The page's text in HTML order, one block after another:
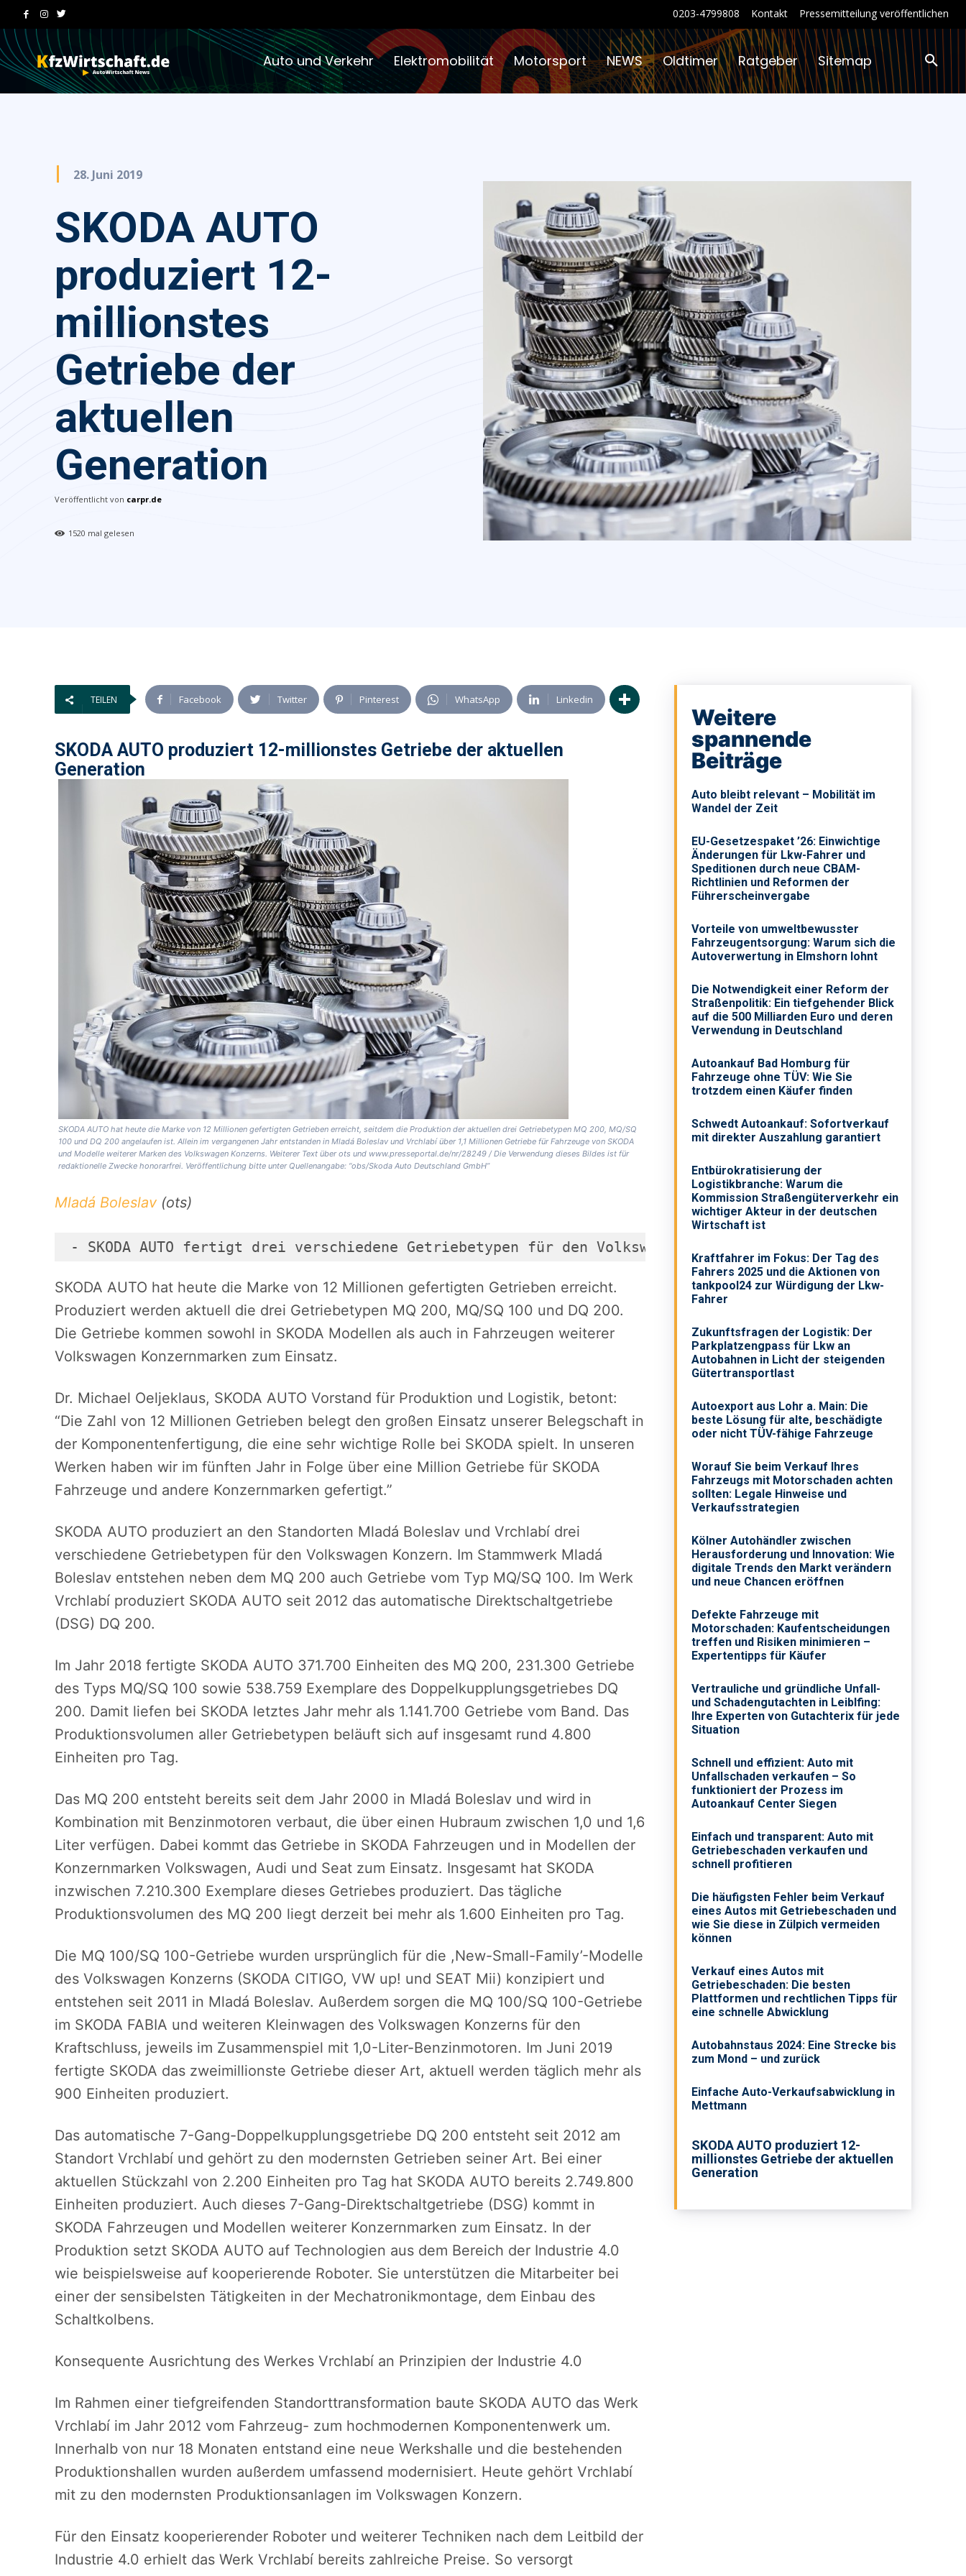
0203-4799808 Kontakt Pressemitteilung veröffentlichen
Auto und Verkehr Elektromobilität Motorsport NEWS Oldtimer Ratgeber Sitemap
28. Juni 2019
SKODA AUTO
produziert 12-
millionstes
Getriebe der
aktuellen
Generation
Veröffentlicht von carpr.de
1520 mal gelesen
TEILEN Facebook Twitter Pinterest WhatsApp Linkedin
SKODA AUTO produziert 12-millionstes Getriebe der aktuellen
Generation
SKODA AUTO hat heute die Marke von 12 Millionen gefertigten Getrieben erreicht, seitdem die Produktion der aktuellen drei Getriebetypen MQ 200, MQ/SQ
100 und DQ 200 angelaufen ist. Allein im vergangenen Jahr entstanden in Mladá Boleslav und Vrchlabí über 1,1 Millionen Getriebe für Fahrzeuge von SKODA
und Modelle weiterer Marken des Volkswagen Konzerns. Weiterer Text über ots und www.presseportal.de/nr/28249 / Die Verwendung dieses Bildes ist für
redaktionelle Zwecke honorarfrei. Veröffentlichung bitte unter Quellenangabe: “obs/Skoda Auto Deutschland GmbH”
Mladá Boleslav (ots)
- SKODA AUTO fertigt drei verschiedene Getriebetypen für den Volkswagen Konzern - Im Jahr 2018
SKODA AUTO hat heute die Marke von 12 Millionen gefertigten Getrieben erreicht.
Produziert werden aktuell die drei Getriebetypen MQ 200, MQ/SQ 100 und DQ 200.
Die Getriebe kommen sowohl in SKODA Modellen als auch in Fahrzeugen weiterer
Volkswagen Konzernmarken zum Einsatz.
Dr. Michael Oeljeklaus, SKODA AUTO Vorstand für Produktion und Logistik, betont:
“Die Zahl von 12 Millionen Getrieben belegt den großen Einsatz unserer Belegschaft in
der Komponentenfertigung, die eine sehr wichtige Rolle bei SKODA spielt. In unseren
Werken haben wir im fünften Jahr in Folge über eine Million Getriebe für SKODA
Fahrzeuge und andere Konzernmarken gefertigt.”
SKODA AUTO produziert an den Standorten Mladá Boleslav und Vrchlabí drei
verschiedene Getriebetypen für den Volkswagen Konzern. Im Stammwerk Mladá
Boleslav entstehen neben dem MQ 200 auch Getriebe vom Typ MQ/SQ 100. Im Werk
Vrchlabí produziert SKODA AUTO seit 2012 das automatische Direktschaltgetriebe
(DSG) DQ 200.
Im Jahr 2018 fertigte SKODA AUTO 371.700 Einheiten des MQ 200, 231.300 Getriebe
des Typs MQ/SQ 100 sowie 538.759 Exemplare des Doppelkupplungsgetriebes DQ
200. Damit liefen bei SKODA letztes Jahr mehr als 1.141.700 Getriebe vom Band. Das
Produktionsvolumen aller Getriebetypen beläuft sich auf insgesamt rund 4.800
Einheiten pro Tag.
Das MQ 200 entsteht bereits seit dem Jahr 2000 in Mladá Boleslav und wird in
Kombination mit Benzinmotoren verbaut, die über einen Hubraum zwischen 1,0 und 1,6
Liter verfügen. Dabei kommt das Getriebe in SKODA Fahrzeugen und in Modellen der
Konzernmarken Volkswagen, Audi und Seat zum Einsatz. Insgesamt hat SKODA
inzwischen 7.210.300 Exemplare dieses Getriebes produziert. Das tägliche
Produktionsvolumen des MQ 200 liegt derzeit bei mehr als 1.600 Einheiten pro Tag.
Die MQ 100/SQ 100-Getriebe wurden ursprünglich für die ,New-Small-Family’-Modelle
des Volkswagen Konzerns (SKODA CITIGO, VW up! und SEAT Mii) konzipiert und
entstehen seit 2011 in Mladá Boleslav. Außerdem sorgen die MQ 100/SQ 100-Getriebe
im SKODA FABIA und weiteren Kleinwagen des Volkswagen Konzerns für den
Kraftschluss, jeweils im Zusammenspiel mit 1,0-Liter-Benzinmotoren. Im Juni 2019
fertigte SKODA das zweimillionste Getriebe dieser Art, aktuell werden täglich mehr als
900 Einheiten produziert.
Das automatische 7-Gang-Doppelkupplungsgetriebe DQ 200 entsteht seit 2012 am
Standort Vrchlabí und gehört zu den modernsten Getrieben seiner Art. Bei einer
aktuellen Stückzahl von 2.200 Einheiten pro Tag hat SKODA AUTO bereits 2.749.800
Einheiten produziert. Auch dieses 7-Gang-Direktschaltgetriebe (DSG) kommt in
SKODA Fahrzeugen und Modellen weiterer Konzernmarken zum Einsatz. In der
Produktion setzt SKODA AUTO auf Technologien aus dem Bereich der Industrie 4.0
wie beispielsweise auf kooperierende Roboter. Sie unterstützen die Mitarbeiter bei
einer der sensibelsten Tätigkeiten in der Mechatronikmontage, dem Einbau des
Schaltkolbens.
Konsequente Ausrichtung des Werkes Vrchlabí an Prinzipien der Industrie 4.0
Im Rahmen einer tiefgreifenden Standorttransformation baute SKODA AUTO das Werk
Vrchlabí im Jahr 2012 vom Fahrzeug- zum hochmodernen Komponentenwerk um.
Innerhalb von nur 18 Monaten entstand eine neue Werkshalle und die bestehenden
Produktionshallen wurden außerdem umfassend modernisiert. Heute gehört Vrchlabí
mit zu den modernsten Produktionsanlagen im Volkswagen Konzern.
Für den Einsatz kooperierender Roboter und weiterer Techniken nach dem Leitbild der
Industrie 4.0 erhielt das Werk Vrchlabí bereits zahlreiche Preise. So versorgt
Weitere
spannende
Beiträge
Auto bleibt relevant – Mobilität im
Wandel der Zeit
EU-Gesetzespaket ’26: Einwichtige
Änderungen für Lkw-Fahrer und
Speditionen durch neue CBAM-
Richtlinien und Reformen der
Führerscheinvergabe
Vorteile von umweltbewusster
Fahrzeugentsorgung: Warum sich die
Autoverwertung in Elmshorn lohnt
Die Notwendigkeit einer Reform der
Straßenpolitik: Ein tiefgehender Blick
auf die 500 Milliarden Euro und deren
Verwendung in Deutschland
Autoankauf Bad Homburg für
Fahrzeuge ohne TÜV: Wie Sie
trotzdem einen Käufer finden
Schwedt Autoankauf: Sofortverkauf
mit direkter Auszahlung garantiert
Entbürokratisierung der
Logistikbranche: Warum die
Kommission Straßengüterverkehr ein
wichtiger Akteur in der deutschen
Wirtschaft ist
Kraftfahrer im Fokus: Der Tag des
Fahrers 2025 und die Aktionen von
tankpool24 zur Würdigung der Lkw-
Fahrer
Zukunftsfragen der Logistik: Der
Parkplatzengpass für Lkw an
Autobahnen in Licht der steigenden
Gütertransportlast
Autoexport aus Lohr a. Main: Die
beste Lösung für alte, beschädigte
oder nicht TÜV-fähige Fahrzeuge
Worauf Sie beim Verkauf Ihres
Fahrzeugs mit Motorschaden achten
sollten: Legale Hinweise und
Verkaufsstrategien
Kölner Autohändler zwischen
Herausforderung und Innovation: Wie
digitale Trends den Markt verändern
und neue Chancen eröffnen
Defekte Fahrzeuge mit
Motorschaden: Kaufentscheidungen
treffen und Risiken minimieren –
Expertentipps für Käufer
Vertrauliche und gründliche Unfall-
und Schadengutachten in Leiblfing:
Ihre Experten von Gutachterix für jede
Situation
Schnell und effizient: Auto mit
Unfallschaden verkaufen – So
funktioniert der Prozess im
Autoankauf Center Siegen
Einfach und transparent: Auto mit
Getriebeschaden verkaufen und
schnell profitieren
Die häufigsten Fehler beim Verkauf
eines Autos mit Getriebeschaden und
wie Sie diese in Zülpich vermeiden
können
Verkauf eines Autos mit
Getriebeschaden: Die besten
Plattformen und rechtlichen Tipps für
eine schnelle Abwicklung
Autobahnstaus 2024: Eine Strecke bis
zum Mond – und zurück
Einfache Auto-Verkaufsabwicklung in
Mettmann
SKODA AUTO produziert 12-
millionstes Getriebe der aktuellen
Generation